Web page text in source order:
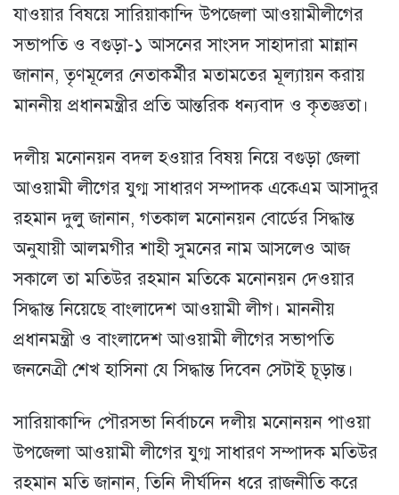
যাওয়ার বিষয়ে সারিয়াকান্দি উপজেলা আওয়ামীলীগের
সভাপতি ও বগুড়া-১ আসনের সাংসদ সাহাদারা মান্নান
জানান, তৃণমূলের নেতাকর্মীর মতামতের মূল্যায়ন করায়
মাননীয় প্রধানমন্ত্রীর প্রতি আন্তরিক ধন্যবাদ ও কৃতজ্ঞতা।
দলীয় মনোনয়ন বদল হওয়ার বিষয় নিয়ে বগুড়া জেলা
আওয়ামী লীগের যুগ্ম সাধারণ সম্পাদক একেএম আসাদুর
রহমান দুলু জানান, গতকাল মনোনয়ন বোর্ডের সিদ্ধান্ত
অনুযায়ী আলমগীর শাহী সুমনের নাম আসলেও আজ
সকালে তা মতিউর রহমান মতিকে মনোনয়ন দেওয়ার
সিদ্ধান্ত নিয়েছে বাংলাদেশ আওয়ামী লীগ। মাননীয়
প্রধানমন্ত্রী ও বাংলাদেশ আওয়ামী লীগের সভাপতি
জননেত্রী শেখ হাসিনা যে সিদ্ধান্ত দিবেন সেটাই চূড়ান্ত।
সারিয়াকান্দি পৌরসভা নির্বাচনে দলীয় মনোনয়ন পাওয়া
উপজেলা আওয়ামী লীগের যুগ্ম সাধারণ সম্পাদক মতিউর
রহমান মতি জানান, তিনি দীর্ঘদিন ধরে রাজনীতি করে